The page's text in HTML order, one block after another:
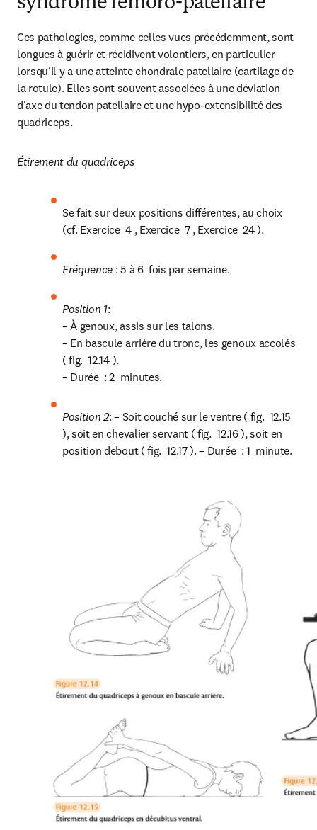
Ces pathologies, comme celles vues précédemment, sont
longues à guérir et récidivent volontiers, en particulier
lorsqu'il y a une atteinte chondrale patellaire (cartilage de
la rotule). Elles sont souvent associées à une déviation
d'axe du tendon patellaire et une hypo-extensibilité des
quadriceps.
Étirement du quadriceps
Se fait sur deux positions différentes, au choix
(cf. Exercice  4 , Exercice  7 , Exercice  24 ).
Fréquence : 5 à 6  fois par semaine.
Position 1:
– À genoux, assis sur les talons.
– En bascule arrière du tronc, les genoux accolés
( fig.  12.14 ).
– Durée  : 2  minutes.
Position 2: – Soit couché sur le ventre ( fig.  12.15
), soit en chevalier servant ( fig.  12.16 ), soit en
position debout ( fig.  12.17 ). – Durée  : 1  minute.